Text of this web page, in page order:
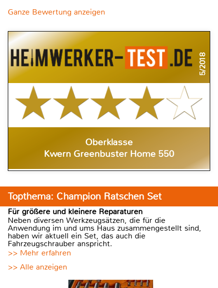
Ganze Bewertung anzeigen
5/2018
Oberklasse
Kwern Greenbuster Home 550
Topthema: Champion Ratschen Set
Für größere und kleinere Reparaturen
Neben diversen Werkzeugsätzen, die für die
Anwendung im und ums Haus zusammengestellt sind,
haben wir aktuell ein Set, das auch die
Fahrzeugschrauber anspricht.
>> Mehr erfahren
>> Alle anzeigen